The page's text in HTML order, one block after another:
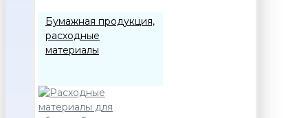
Бумажная продукция,
расходные
материалы